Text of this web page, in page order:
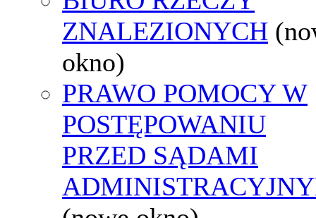
ZNALEZIONYCH
okno)
PRAWO POMOCY W
POSTĘPOWANIU
PRZED SĄDAMI